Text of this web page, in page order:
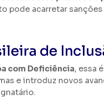
pode acarretar
de
com Deficiência, essa
e introduz novos